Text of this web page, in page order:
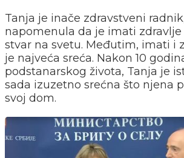
Tanja je inače zdravstveni
napomenula da je imati zdravlje
stvar na svetu. Međutim, imati i
je najveća sreća. Nakon 10
podstanarskog života, Tanja je
sada izuzetno srećna što njena
svoj dom.